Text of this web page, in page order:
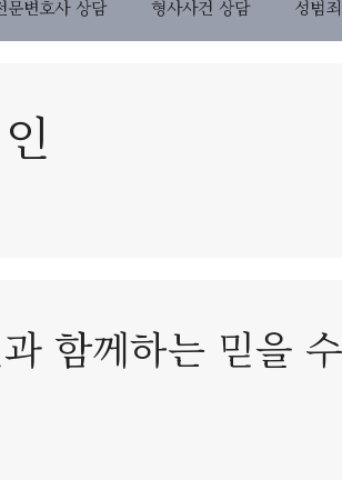
문변호사 상담 형사사건 상담 성범
함께하는 믿을